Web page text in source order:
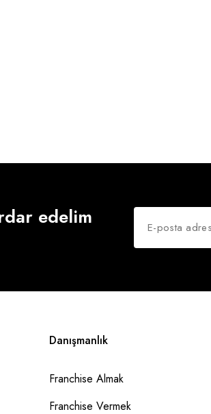
edelim
Danışmanlık
Franchise Almak
Franchise Vermek